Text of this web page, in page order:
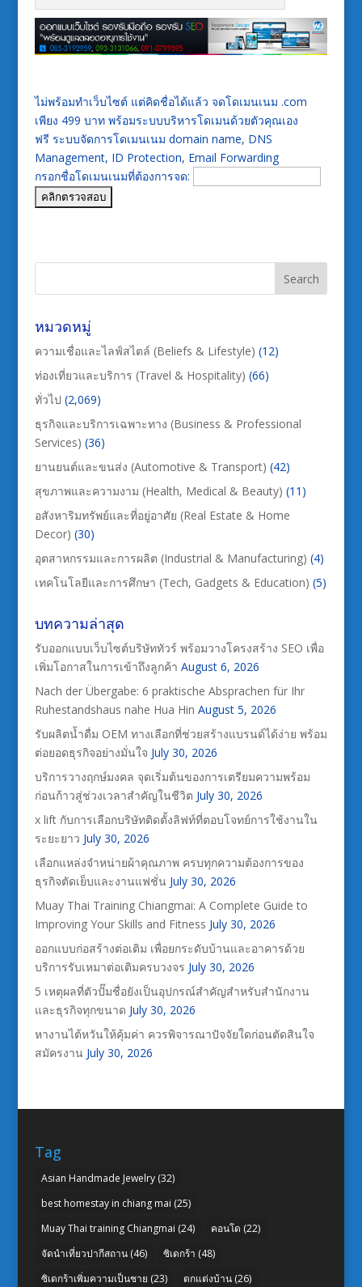
ไม่พร้อมทำเว็บไซต์ แต่คิดชื่อได้แล้ว จดโดเมนเนม .com
เพียง 499 บาท พร้อมระบบบริหารโดเมนด้วยตัวคุณเอง
ฟรี ระบบจัดการโดเมนเนม domain name, DNS
Management, ID Protection, Email Forwarding
กรอกชื่อโดเมนเนมที่ต้องการจด:
หมวดหมู่
ความเชื่อและไลฟ์สไตล์ (Beliefs & Lifestyle) (12)
ท่องเที่ยวและบริการ (Travel & Hospitality) (66)
ทั่วไป (2,069)
ธุรกิจและบริการเฉพาะทาง (Business & Professional
Services) (36)
ยานยนต์และขนส่ง (Automotive & Transport) (42)
สุขภาพและความงาม (Health, Medical & Beauty) (11)
อสังหาริมทรัพย์และที่อยู่อาศัย (Real Estate & Home
Decor) (30)
อุตสาหกรรมและการผลิต (Industrial & Manufacturing) (4)
เทคโนโลยีและการศึกษา (Tech, Gadgets & Education) (5)
บทความล่าสุด
รับออกแบบเว็บไซต์บริษัททัวร์ พร้อมวางโครงสร้าง SEO เพื่อ
เพิ่มโอกาสในการเข้าถึงลูกค้า August 6, 2026
Nach der Übergabe: 6 praktische Absprachen für Ihr
Ruhestandshaus nahe Hua Hin August 5, 2026
รับผลิตน้ำดื่ม OEM ทางเลือกที่ช่วยสร้างแบรนด์ได้ง่าย พร้อม
ต่อยอดธุรกิจอย่างมั่นใจ July 30, 2026
บริการวางฤกษ์มงคล จุดเริ่มต้นของการเตรียมความพร้อม
ก่อนก้าวสู่ช่วงเวลาสำคัญในชีวิต July 30, 2026
x lift กับการเลือกบริษัทติดตั้งลิฟท์ที่ตอบโจทย์การใช้งานใน
ระยะยาว July 30, 2026
เลือกแหล่งจำหน่ายผ้าคุณภาพ ครบทุกความต้องการของ
ธุรกิจตัดเย็บและงานแฟชั่น July 30, 2026
Muay Thai Training Chiangmai: A Complete Guide to
Improving Your Skills and Fitness July 30, 2026
ออกแบบก่อสร้างต่อเติม เพื่อยกระดับบ้านและอาคารด้วย
บริการรับเหมาต่อเติมครบวงจร July 30, 2026
5 เหตุผลที่ตัวปั๊มชื่อยังเป็นอุปกรณ์สำคัญสำหรับสำนักงาน
และธุรกิจทุกขนาด July 30, 2026
หางานไต้หวันให้คุ้มค่า ควรพิจารณาปัจจัยใดก่อนตัดสินใจ
สมัครงาน July 30, 2026
Tag
Asian Handmade Jewelry(32)
best homestay in chiang mai (25)
Muay Thai training Chiangmai (24) คอนโด (22)
จัดนำเที่ยวปากีสถาน(46) ซิเดกร้า (48)
ซิเดกร้าเพิ่มความเป็นชาย (23) ตกแต่งบ้าน(26)